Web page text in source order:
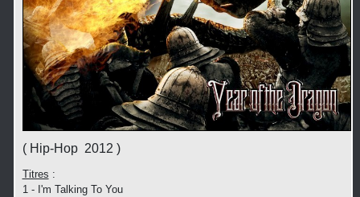
( Hip-Hop 2012 )
Titres :
1 - I'm Talking To You